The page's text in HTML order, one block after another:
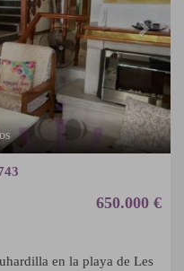
650.000 €
en la playa de Les